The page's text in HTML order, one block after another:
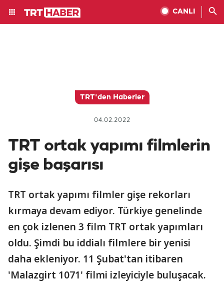
CANLI
TRT'den Haberler
04.02.2022
TRT ortak yapımı filmlerin
gişe başarısı
TRT ortak yapımı filmler gişe rekorları
kırmaya devam ediyor. Türkiye genelinde
en çok izlenen 3 film TRT ortak yapımları
oldu. Şimdi bu iddialı filmlere bir yenisi
daha ekleniyor. 11 Şubat'tan itibaren
'Malazgirt 1071' filmi izleyiciyle buluşacak.